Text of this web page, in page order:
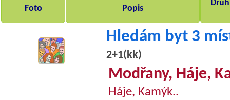
Foto Popis
Hledám byt 3
2+1(kk)
Modřany, Háje,
Háje, Kamýk..